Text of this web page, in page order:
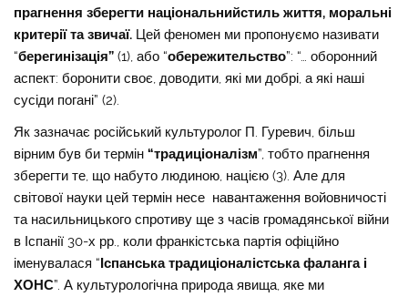
прагнення зберегти національнийстиль життя, моральні
критерії та звичаї. Цей феномен ми пропонуємо називати
“берегинізація”(1), або “обережительство”: “… оборонний
аспект: боронити своє, доводити, які ми добрі, а які наші
сусіди погані” (2).
Як зазначає російський культуролог П. Гуревич, більш
вірним був би термін “традиціоналізм”, тобто прагнення
зберегти те, що набуто людиною, нацією (3). Але для
світової науки цей термін несе навантаження войовничості
та насильницького спротиву ще з часів громадянської війни
в Іспанії 30-х рр., коли франкістська партія офіційно
іменувалася “Іспанська традиціоналістська фаланга і
ХОНС”. А культурологічна природа явища, яке ми